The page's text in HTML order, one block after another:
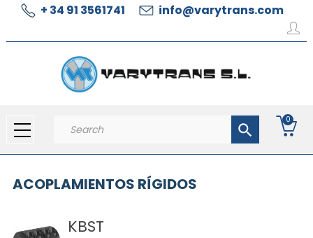
+ 34 91 3561741 info@varytrans.com
search
0
ACOPLAMIENTOS RÍGIDOS
KBST